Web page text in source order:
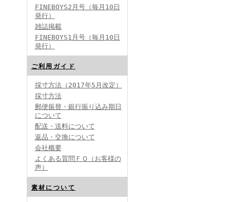
FINEBOYS2月号（毎月10日
発行）
雑誌掲載
FINEBOYS1月号（毎月10日
発行）
ご利用ガイド
採寸方法（2017年5月改定）
採寸方法
郵便振替・銀行振り込み期日
について
配送・送料について
返品・交換について
会社概要
よくある質問ＦＱ（お客様の
声）
素材について